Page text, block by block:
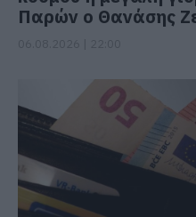
Παρών ο Θανάσης